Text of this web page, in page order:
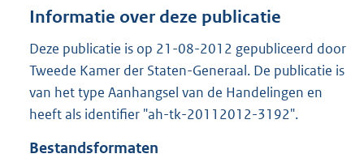
n
s
r
o
o
Informatie over deze publicatie
Deze publicatie is op 21-08-2012 gepubliceerd door
Tweede Kamer der Staten-Generaal. De publicatie is
van het type Aanhangsel van de Handelingen en
heeft als identifier "ah-tk-20112012-3192".
Bestandsformaten